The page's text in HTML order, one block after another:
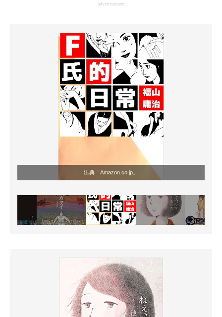
advertisement
出典「Amazon.co.jp」